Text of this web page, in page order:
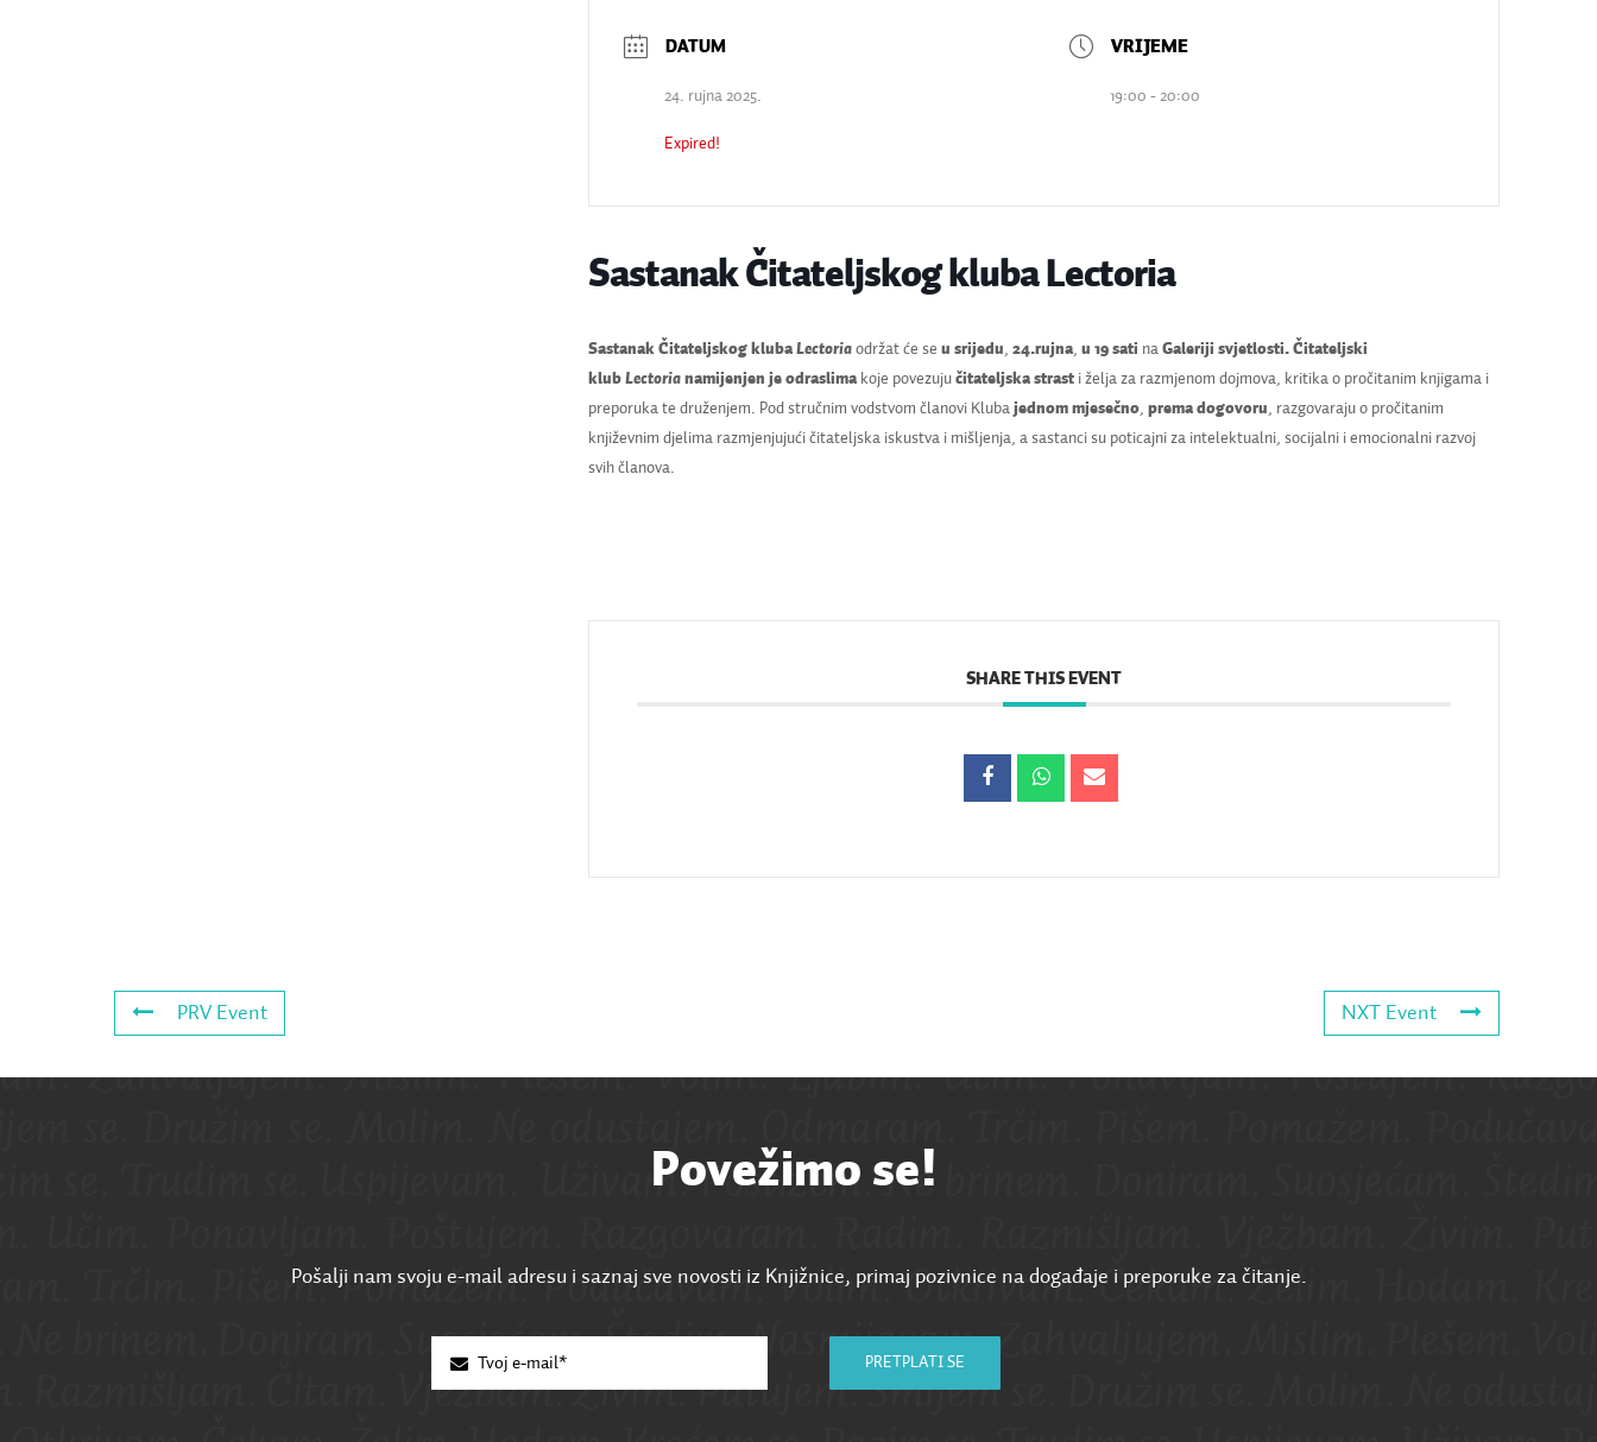
24. rujna 2025.
Expired!
19:00 - 20:00
Sastanak Čitateljskog kluba Lectoria
Sastanak Čitateljskog klubaLectoria održat će seu srijedu,24.rujna,u 19 sati naGaleriji svjetlosti. Čitateljski
klub Lectoria namijenjen je odraslima koje povezujučitateljska strast i želja za razmjenom dojmova, kritika o pročitanim knjigama i
preporuka te druženjem. Pod stručnim vodstvom članovi Klubajednom mjesečno,prema dogovoru, razgovaraju o pročitanim
književnim djelima razmjenjujući čitateljska iskustva i mišljenja, a sastanci su poticajni za intelektualni, socijalni i emocionalni razvoj
svih članova.
SHARE THIS EVENT
PRV Event NXT Event
Povežimo se!
Pošalji nam svoju e-mail adresu i saznaj sve novosti iz Knjižnice, primaj pozivnice na događaje i preporuke za čitanje.
PRETPLATI SE